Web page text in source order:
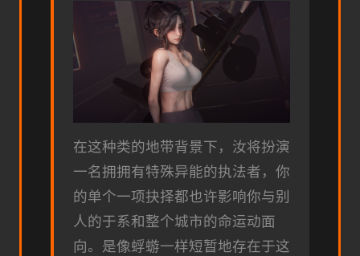
在这种类的地带背景下，汝将扮演
一名拥拥有特殊异能的执法者，你
的单个一项抉择都也许影响你与别
人的于系和整个城市的命运动面
向。是像蜉蝣一样短暂地存在于这